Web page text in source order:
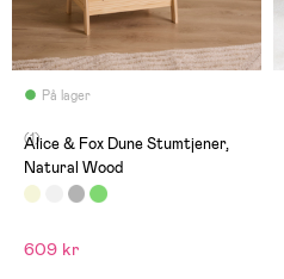
På lager
(1)
Alice & Fox Dune Stumtjener,
Natural Wood
609 kr